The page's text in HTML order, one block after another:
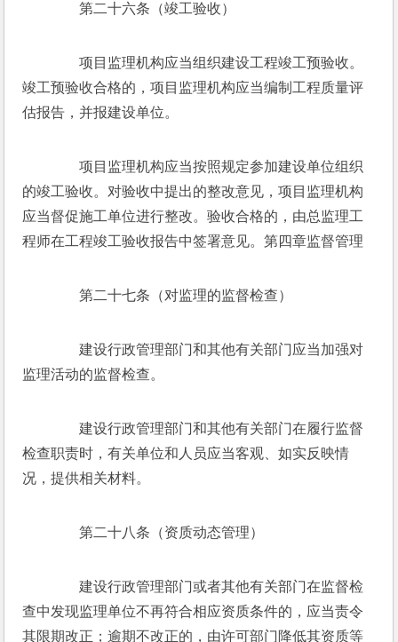
第二十六条（竣工验收）
项目监理机构应当组织建设工程竣工预验收。
竣工预验收合格的，项目监理机构应当编制工程质量评
估报告，并报建设单位。
项目监理机构应当按照规定参加建设单位组织
的竣工验收。对验收中提出的整改意见，项目监理机构
应当督促施工单位进行整改。验收合格的，由总监理工
程师在工程竣工验收报告中签署意见。第四章监督管理
第二十七条（对监理的监督检查）
建设行政管理部门和其他有关部门应当加强对
监理活动的监督检查。
建设行政管理部门和其他有关部门在履行监督
检查职责时，有关单位和人员应当客观、如实反映情
况，提供相关材料。
第二十八条（资质动态管理）
建设行政管理部门或者其他有关部门在监督检
查中发现监理单位不再符合相应资质条件的，应当责令
其限期改正；逾期不改正的，由许可部门降低其资质等